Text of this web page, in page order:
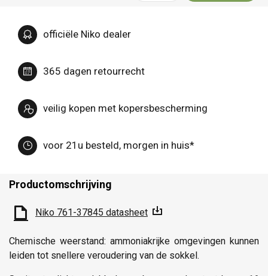
officiële Niko dealer
365 dagen retourrecht
veilig kopen met kopersbescherming
voor 21u besteld, morgen in huis*
Productomschrijving
Niko 761-37845 datasheet
Chemische weerstand: ammoniakrijke omgevingen kunnen
leiden tot snellere veroudering van de sokkel.